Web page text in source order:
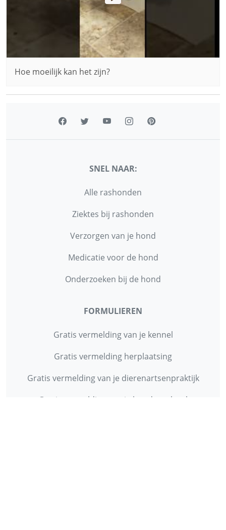
Hoe moeilijk kan het zijn?
SNEL NAAR:
Alle rashonden
Ziektes bij rashonden
Verzorgen van je hond
Medicatie voor de hond
Onderzoeken bij de hond
FORMULIEREN
Gratis vermelding van je kennel
Gratis vermelding herplaatsing
Gratis vermelding van je dierenartsenpraktijk
Gratis vermelding van je hondenschool